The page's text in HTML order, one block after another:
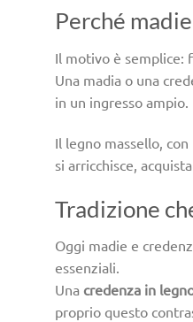
Perché
Il motivo è semplice:
Una madia o una
in un ingresso
Il legno massello,
si arricchisce,
Tradizione
Oggi madie e
essenziali.
Una credenza in
proprio questo